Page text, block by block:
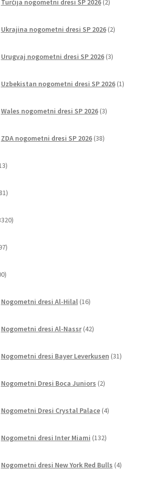
Turčija nogometni dresi SP 2026 2izdelka
Ukrajina nogometni dresi SP 2026 2izdelka
Urugvaj nogometni dresi SP 2026 3izdelki
Uzbekistan nogometni dresi SP 2026 1izdelek
Wales nogometni dresi SP 2026 3izdelki
ZDA nogometni dresi SP 2026 38izdelkov
izdelkov
izdelkov
izdelkov
izdelkov
izdelkov
Nogometni dresi Al-Hilal 16izdelkov
Nogometni dresi Al-Nassr 42izdelkov
Nogometni dresi Bayer Leverkusen 31izdelkov
Nogometni Dresi Boca Juniors 2izdelka
Nogometni Dresi Crystal Palace 4izdelki
Nogometni dresi Inter Miami 132izdelkov
Nogometni dresi New York Red Bulls 4izdelki